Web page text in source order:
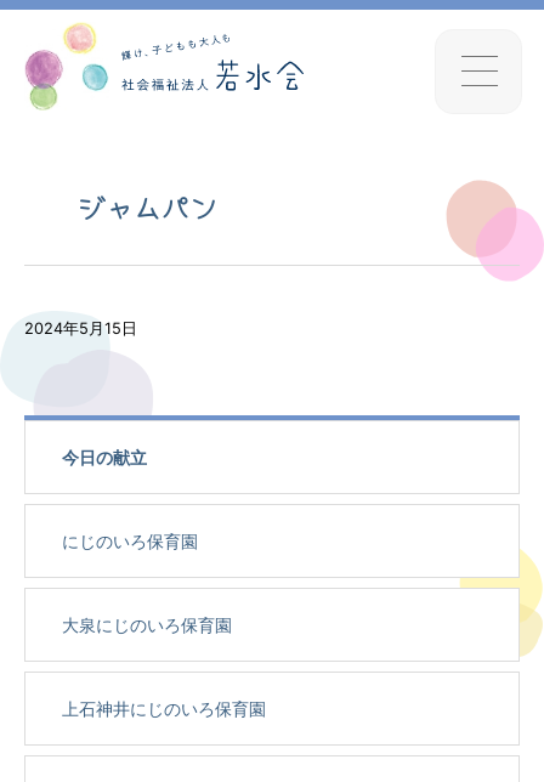
ジャムパン
2024年5月15日
今日の献立
にじのいろ保育園
大泉にじのいろ保育園
上石神井にじのいろ保育園